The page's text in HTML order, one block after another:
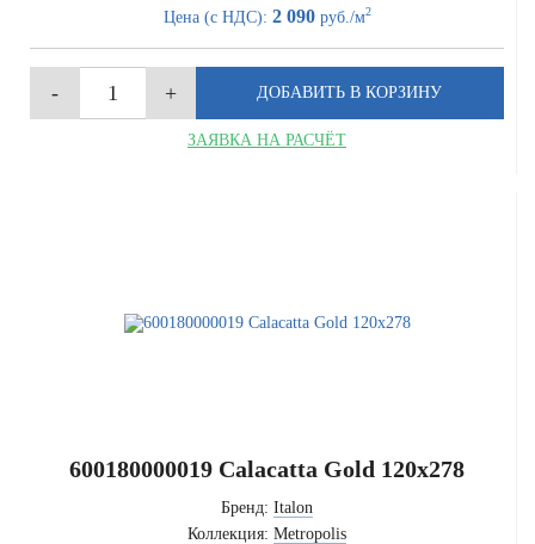
Цена (с НДС): 2 090руб./м2
ЗАЯВКА НА РАСЧЁТ
600180000019 Calacatta Gold 120x278
Бренд: Italon
Коллекция: Metropolis